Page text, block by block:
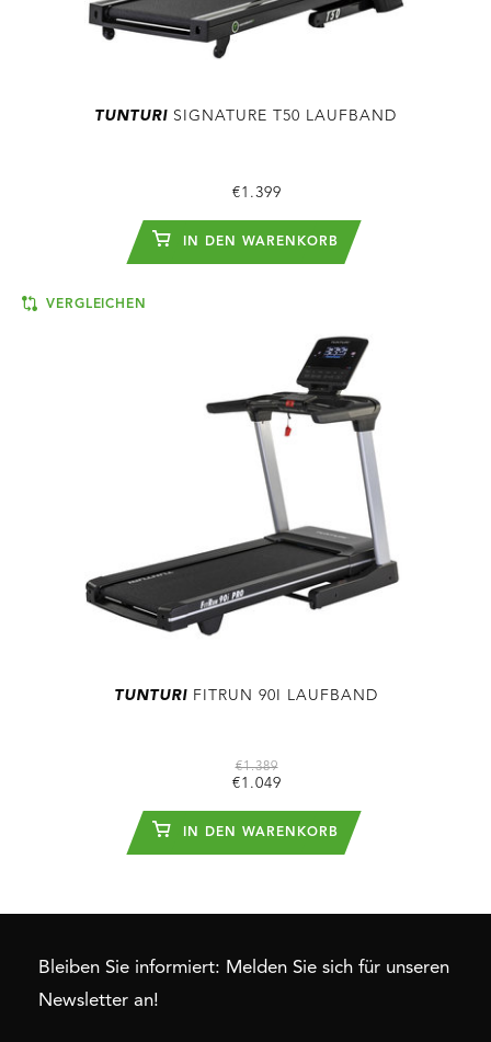
TUNTURI SIGNATURE T50 LAUFBAND
€1.399
IN DEN WARENKORB
VERGLEICHEN
TUNTURIFITRUN 90I LAUFBAND
€1.389
€1.049
IN DEN WARENKORB
Bleiben Sie informiert: Melden Sie sich für unseren
Newsletter an!